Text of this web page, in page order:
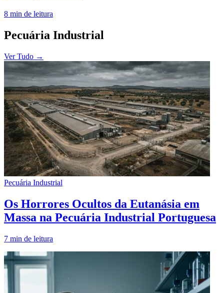
8 min de leitura
Pecuária Industrial
Ver Tudo →
Pecuária Industrial
Os Horrores Ocultos da Eutanásia em
Massa na Pecuária Industrial Portuguesa
7 min de leitura